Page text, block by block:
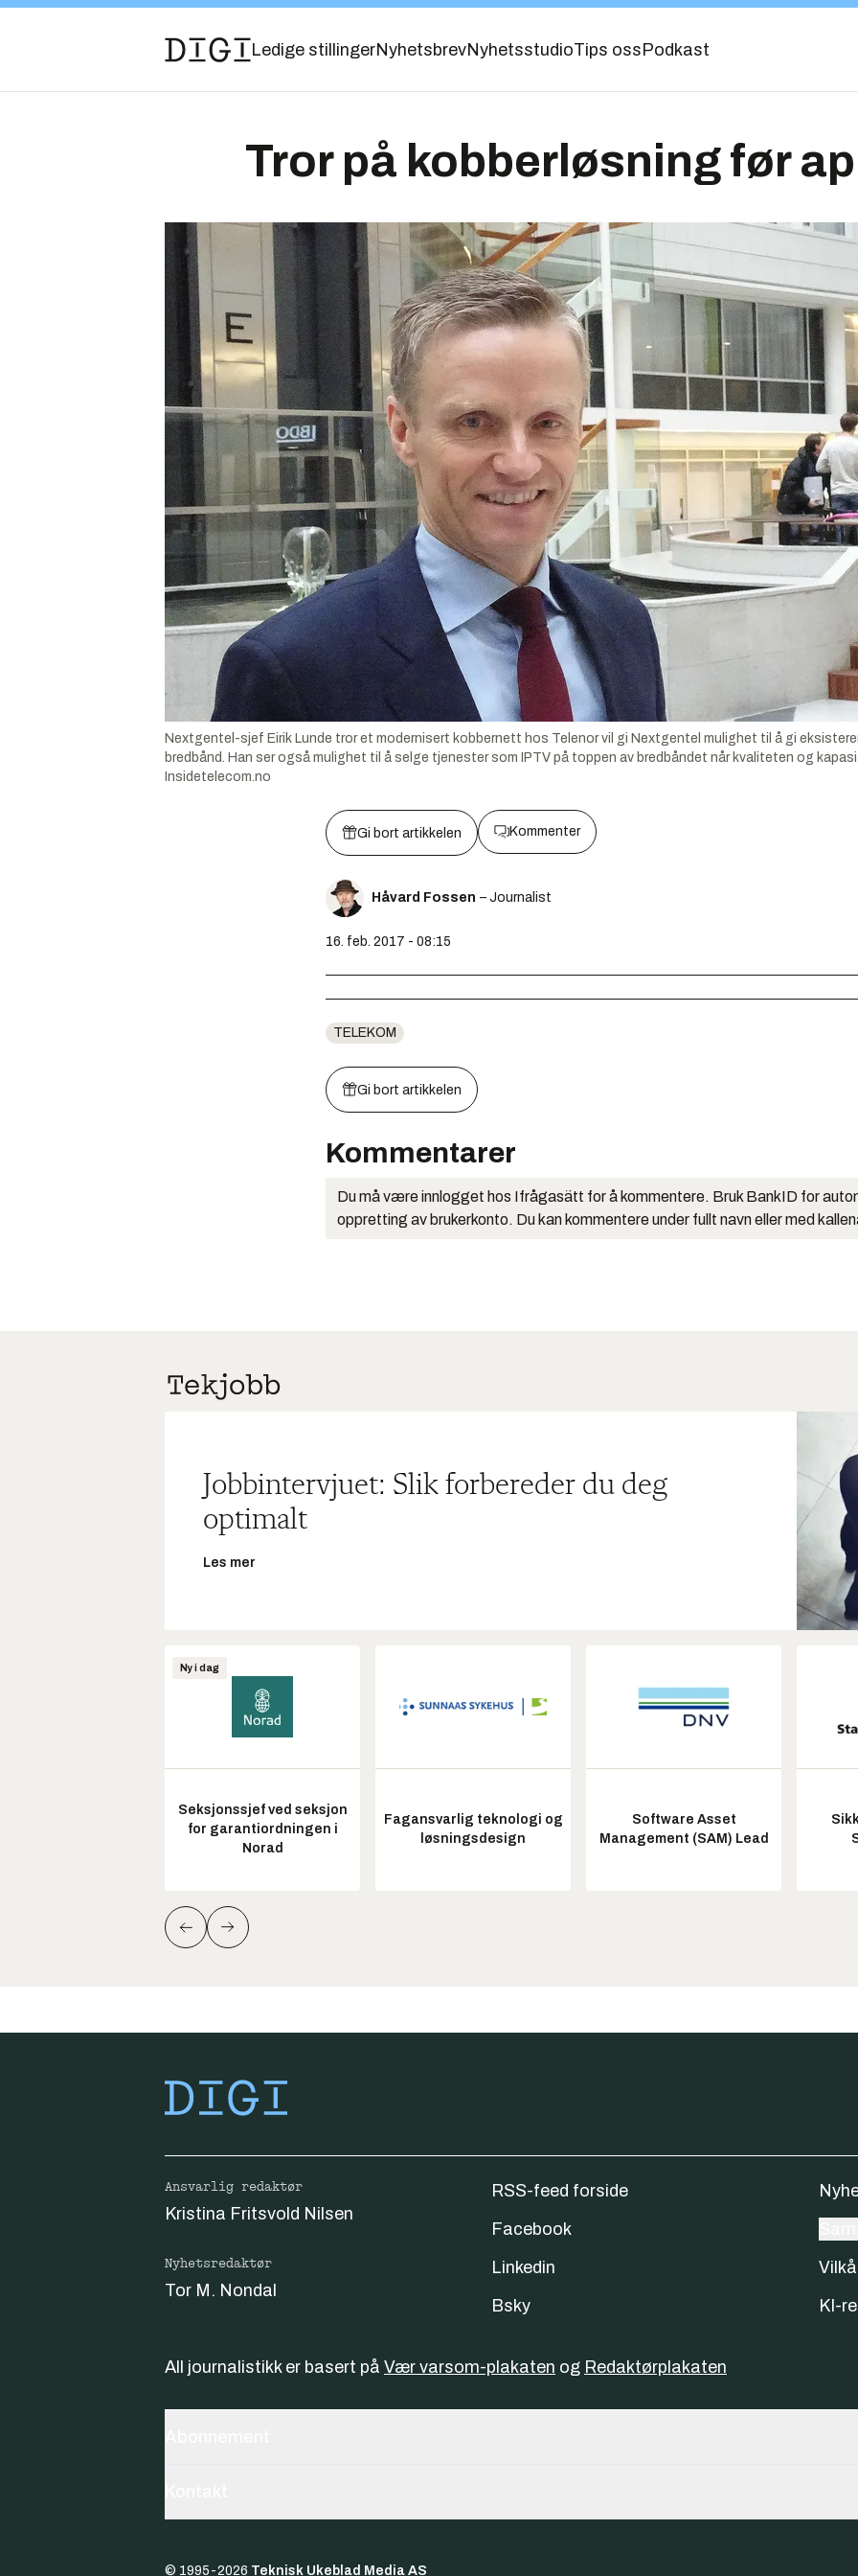
Ledige stillingerNyhetsbrevNyhetsstudioTips oss Podkast
Tror på kobberløsning før
Nextgentel-sjef Eirik Lunde tror et modernisert kobbernett hos Telenor vil gi Nextgentel mulighet til å gi
bredbånd. Han ser også mulighet til å selge tjenester som IPTV på toppen av bredbåndet når kvaliteten og
Insidetelecom.no
Gi bort artikkelen Kommenter
Håvard Fossen – Journalist
16. feb. 2017 - 08:15
TELEKOM
Gi bort artikkelen
Kommentarer
Du må være innlogget hos Ifrågasätt for å kommentere. Bruk BankID for
oppretting av brukerkonto. Du kan kommentere under fullt navn eller med
Jobbintervjuet: Slik forbereder du deg
optimalt
Les mer
Ny i dag
Seksjonssjef ved seksjon
for garantiordningen i
Norad
Fagansvarlig teknologi og
løsningsdesign
Software Asset
Management (SAM) Lead
Ansvarlig redaktør
Kristina Fritsvold Nilsen
Nyhetsredaktør
Tor M. Nondal
RSS-feed forside
Facebook
Linkedin
Bsky
KI-
All journalistikk er basert på Vær varsom-plakaten og Redaktørplakaten
© 1995-2026 Teknisk Ukeblad Media AS